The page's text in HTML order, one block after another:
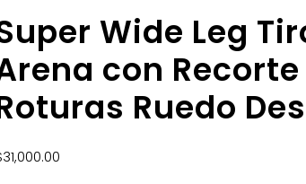
Wide Leg
con
Ruedo
31,000.00